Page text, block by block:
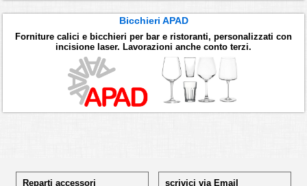
Bicchieri APAD
Forniture calici e bicchieri per bar e ristoranti, personalizzati con
incisione laser. Lavorazioni anche conto terzi.
Reparti accessori scrivici via Email